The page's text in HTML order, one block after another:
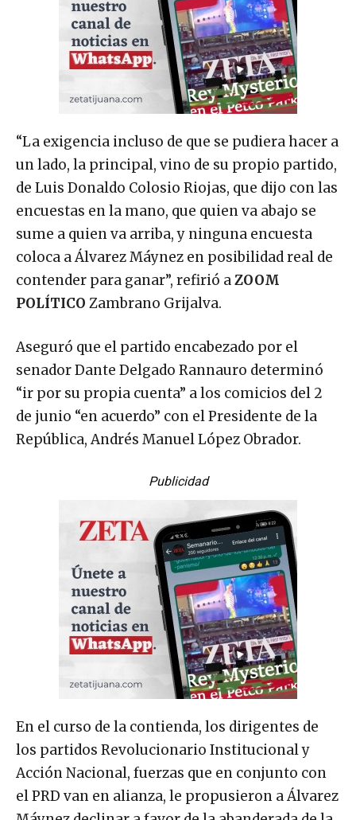
“La exigencia incluso de que se pudiera hacer a
un lado, la principal, vino de su propio partido,
de Luis Donaldo Colosio Riojas, que dijo con las
encuestas en la mano, que quien va abajo se
sume a quien va arriba, y ninguna encuesta
coloca a Álvarez Máynez en posibilidad real de
contender para ganar”, refirió aZOOM
POLÍTICO Zambrano Grijalva.
Aseguró que el partido encabezado por el
senador Dante Delgado Rannauro determinó
“ir por su propia cuenta” a los comicios del 2
de junio “en acuerdo” con el Presidente de la
República, Andrés Manuel López Obrador.
Publicidad
En el curso de la contienda, los dirigentes de
los partidos Revolucionario Institucional y
Acción Nacional, fuerzas que en conjunto con
el PRD van en alianza, le propusieron a Álvarez